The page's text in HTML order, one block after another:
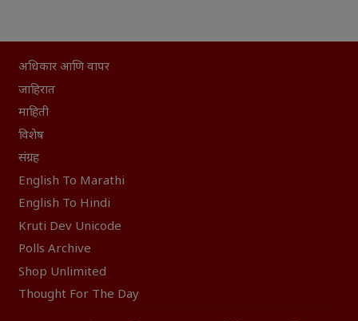
अधिकार आणि वापर
जाहिरात
माहिती
विशेष
संग्रह
English To Marathi
English To Hindi
Kruti Dev Unicode
Polls Archive
Shop Unlimited
Thought For The Day